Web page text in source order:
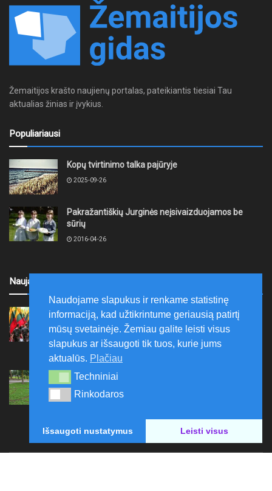
Žemaitijos krašto naujienų portalas, pateikiantis tiesiai Tau
aktualias žinias ir įvykius.
Populiariausi
Kopų tvirtinimo talka pajūryje
2025-09-26
Pakražantiškių Jurginės neįsivaizduojamos be
sūrių
2016-04-26
Naujausi
Ariogaloje nuskambėjo tradicinis tremtinių, politinių
kalinių ir laisvės kovų dalyvių sąskrydis „Su Lietuva
širdy“
Mažeikių rajono savivaldybė ragina gyventojus
laikytis Kelių eismo taisyklių, tausoti aplinką
Naudojame slapukus ir renkame statistinę
informaciją, kad užtikrintume geriausią patirtį
mūsų svetainėje. Žemiau galite leisti visus
slapukus ar išsaugoti tik tuos, kurie jums
aktualūs. Plačiau
Techniniai
Techniniai
Rinkodaros
Rinkodaros
Išsaugoti nustatymus Leisti visus